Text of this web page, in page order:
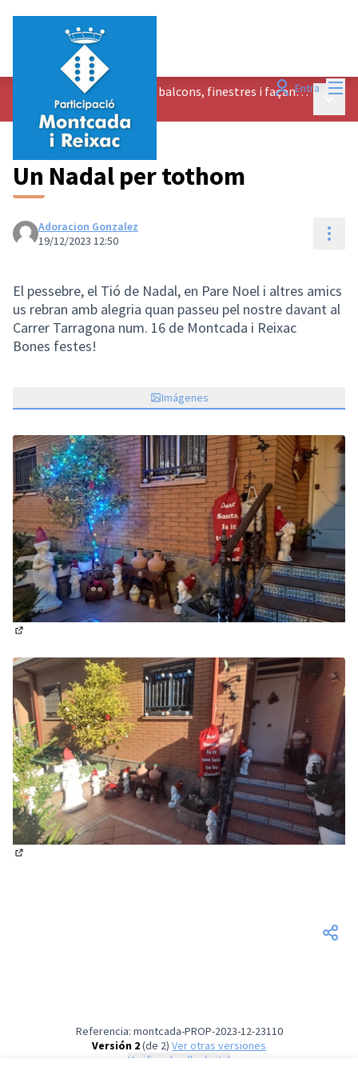
Entra
1r Concurs de decoració de balcons, finestres i façanes per Nadal
Propuestas
Un Nadal per tothom
Adoracion Gonzalez
19/12/2023 12:50
El pessebre, el Tió de Nadal, en Pare Noel i altres amics
us rebran amb alegria quan passeu pel nostre davant al
Carrer Tarragona num. 16 de Montcada i Reixac
Bones festes!
Imágenes
Referencia: montcada-PROP-2023-12-23110
Versión 2(de 2)
ver otras versiones
Verificar huella digital